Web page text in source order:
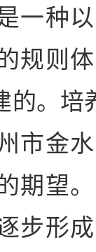
种以
规则
。培
市金
期望
步形